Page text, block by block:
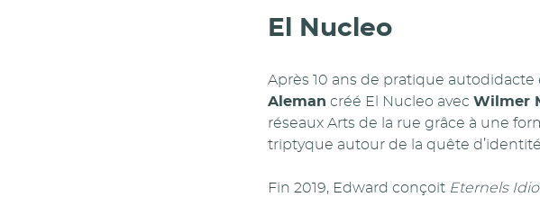
El Nucleo
Après 10 ans de pratique
Aleman créé El Nucleo avec Wilmer
réseaux Arts de la rue grâce à une
triptyque autour de la quête
Fin 2019, Edward conçoit Eternels